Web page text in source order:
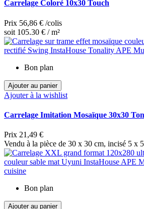
Carrelage Coloré 10x30 Touch
Prix 56,86 € /colis
soit 105.30 € / m²
Bon plan
Ajouter au panier
Ajouter à la wishlist
Carrelage Imitation Mosaïque 30x30
Prix 21,49 €
Vendu à la pièce de 30 x 30 cm, incisé 5 x
Bon plan
Ajouter au panier